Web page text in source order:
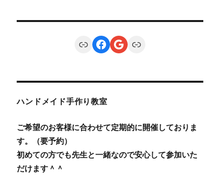
LinkFacebook
Google
Link
ハンドメイド手作り教室
ご希望のお客様に合わせて定期的に開催しておりま
す。（要予約）
初めての方でも先生と一緒なので安心して参加いた
だけます＾＾